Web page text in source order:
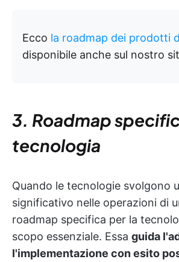
Ecco la roadmap dei prodotti
disponibile anche sul nostro
3. Roadmap
tecnologia
Quando le tecnologie svolgono
significativo nelle operazioni di
roadmap specifica per la
scopo essenziale. Essa guida
l'implementazione con esito